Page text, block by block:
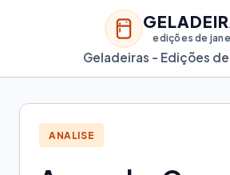
edições de
Geladeiras - Edições
ANALISE